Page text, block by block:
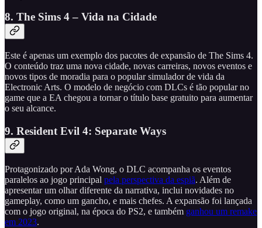
8. The Sims 4 – Vida na Cidade
Este é apenas um exemplo dos pacotes de expansão de The Sims 4.
O conteúdo traz uma nova cidade, novas carreiras, novos eventos e
novos tipos de moradia para o popular simulador de vida da
Electronic Arts. O modelo de negócio com DLCs é tão popular no
game que a EA chegou a tornar o título base gratuito para aumentar
o seu alcance.
9. Resident Evil 4: Separate Ways
Protagonizado por Ada Wong, o DLC acompanha os eventos
paralelos ao jogo principal pela perspectiva da espiã. Além de
apresentar um olhar diferente da narrativa, inclui novidades no
gameplay, como um gancho, e mais chefes. A expansão foi lançada
com o jogo original, na época do PS2, e também ganhou um remake
em 2023.